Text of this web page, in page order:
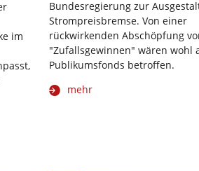
im
Bundesregierung zur
Strompreisbremse. Von einer
rückwirkenden Abschöpfung
"Zufallsgewinnen" wären wohl
Publikumsfonds betroffen.
mehr